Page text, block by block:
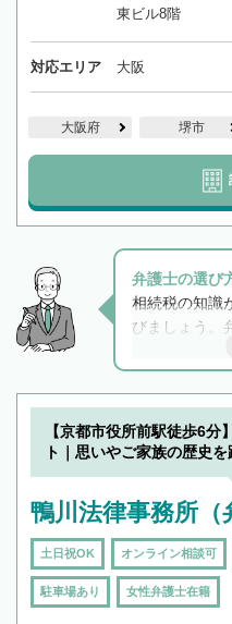
東ビル8階
対応エリア 大阪
大阪府 堺市
弁護士の選び
相続税の知識
びましょう。
と他士業との
解決のみなら
できます。ま
でフィーリン
で複数の弁護
【京都市役所前駅徒歩6
ト｜思いやご家族の歴史
鴨川法律事務所（
土日祝OK オンライン相談可
駐車場あり 女性弁護士在籍